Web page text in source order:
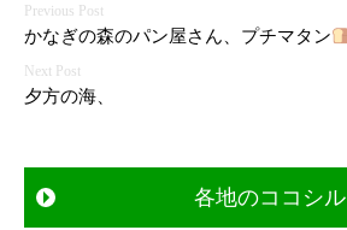
投
稿
ナ
ビ
ゲ
かなぎの森のパン屋さん、プチマタン
夕方の海、
各地のココシル